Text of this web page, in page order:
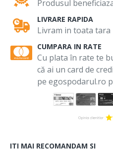
Produsul
LIVRARE RAPIDA
Livram in toata
CUMPARA IN RATE
Cu plata în rate te
că ai un card de
pe egospodarul.ro
ITI MAI RECOMANDAM SI